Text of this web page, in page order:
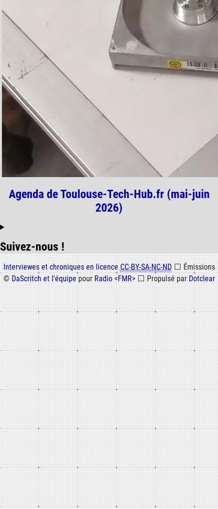
Agenda de Toulouse-Tech-Hub.fr (mai-juin
2026)
Suivez-nous !
Informations
Interviewes et chroniques en licence CC-BY-SA-NC-ND ⬜ Émissions
© DaScritch et l'équipe pour Radio <FMR> ⬜ Propulsé par Dotclear